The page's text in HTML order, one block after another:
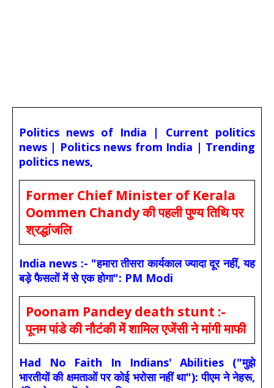
Politics news of India | Current politics
news | Politics news from India | Trending
politics news,
Former Chief Minister of Kerala
Oommen Chandy की पहली पुण्य तिथि पर
श्रद्धांजलि
India news :- "हमारा तीसरा कार्यकाल ज्यादा दूर नहीं, यह
बड़े फैसलों में से एक होगा": PM Modi
Poonam Pandey death stunt :-
पूनम पांडे की नौटंकी में शामिल एजेंसी ने मांगी माफी
Had No Faith In Indians' Abilities ("मुझे
भारतीयों की क्षमताओं पर कोई भरोसा नहीं था"): पीएम ने नेहरू,